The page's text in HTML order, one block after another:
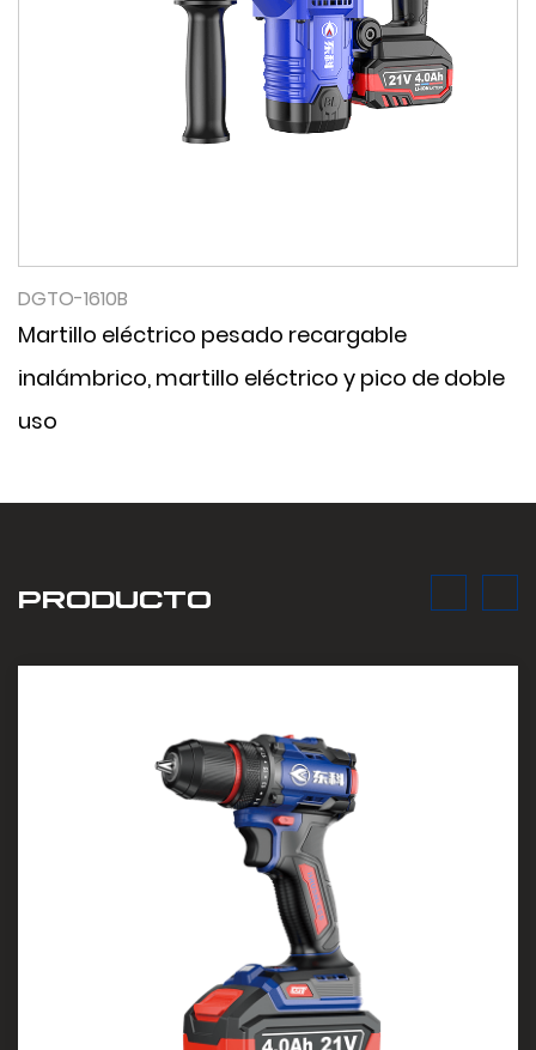
DGTO-1610B
Martillo eléctrico pesado recargable
inalámbrico, martillo eléctrico y pico de doble
uso
PRODUCTO